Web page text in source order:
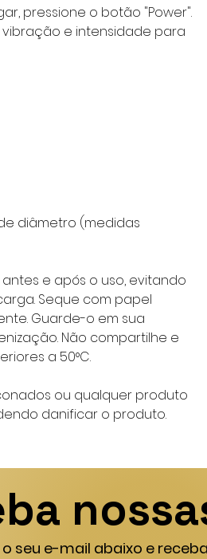
pressione o botão "Power".
e intensidade para
diâmetro (medidas
e após o uso, evitando
Seque com papel
Guarde-o em sua
Não compartilhe e
a 50°C.
ou qualquer produto
danificar o produto.
o seu e-mail abaixo e